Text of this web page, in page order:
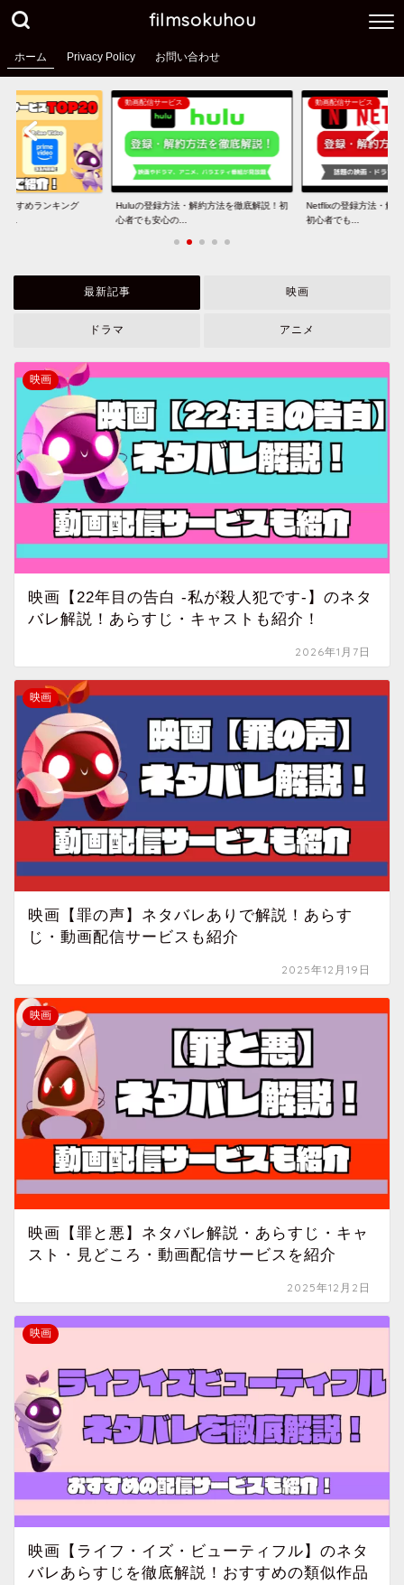
filmsokuhou
ホーム Privacy Policy お問い合わせ
すすめランキング
動画配信サービス
Huluの登録方法・解約方法を徹底解説！初
心者でも安心の...
動画配信サービス
Netflixの登録方法・解
初心者でも...
最新記事 映画
ドラマ アニメ
映画
映画【22年目の告白 -私が殺人犯です-】のネタ
バレ解説！あらすじ・キャストも紹介！
2026年1月7日
映画
映画【罪の声】ネタバレありで解説！あらす
じ・動画配信サービスも紹介
2025年12月19日
映画
映画【罪と悪】ネタバレ解説・あらすじ・キャ
スト・見どころ・動画配信サービスを紹介
2025年12月2日
映画
映画【ライフ・イズ・ビューティフル】のネタ
バレあらすじを徹底解説！おすすめの類似作品